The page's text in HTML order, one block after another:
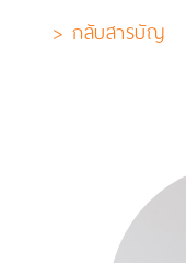
> กลับสารบัญ